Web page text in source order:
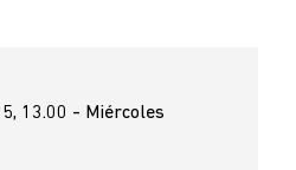
13.00 - Miércoles